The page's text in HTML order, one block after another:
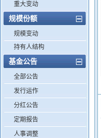
重大变动
规模份额
规模变动
持有人结构
基金公告
全部公告
发行运作
分红公告
定期报告
人事调整